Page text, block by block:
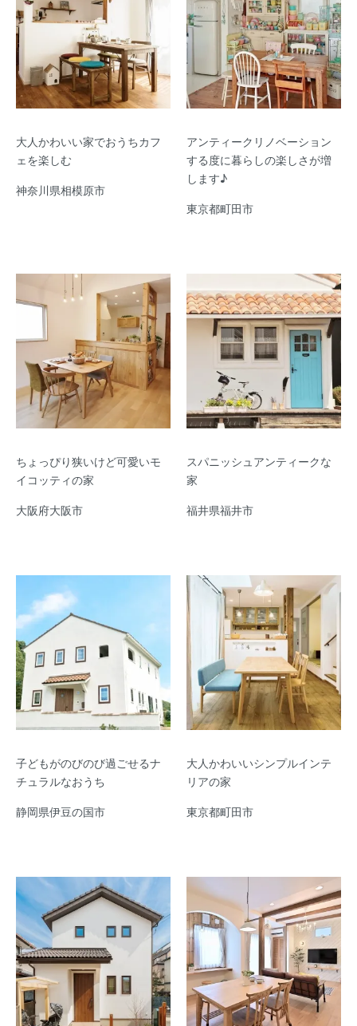
大人かわいい家でおうちカフ
ェを楽しむ
神奈川県相模原市
アンティークリノベーション
する度に暮らしの楽しさが増
します♪
東京都町田市
ちょっぴり狭いけど可愛いモ
イコッティの家
大阪府大阪市
スパニッシュアンティークな
家
福井県福井市
子どもがのびのび過ごせるナ
チュラルなおうち
静岡県伊豆の国市
大人かわいいシンプルインテ
リアの家
東京都町田市